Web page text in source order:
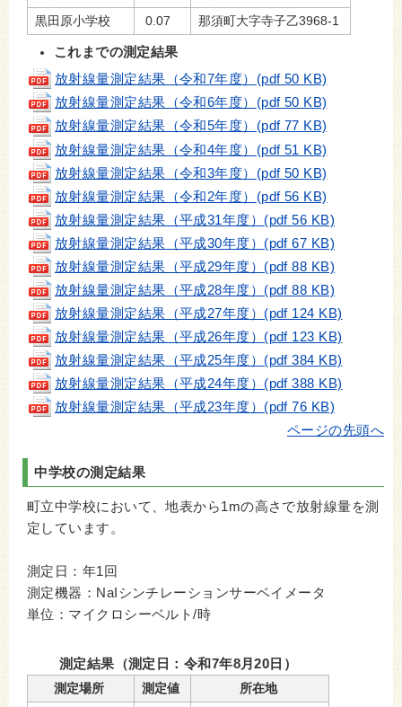
黒田原小学校
0.07 那須町大字寺子乙3968-1
これまでの測定結果
放射線量測定結果（令和7年度） (pdf 50 KB)
放射線量測定結果（令和6年度） (pdf 50 KB)
放射線量測定結果（令和5年度） (pdf 77 KB)
放射線量測定結果（令和4年度） (pdf 51 KB)
放射線量測定結果（令和3年度） (pdf 50 KB)
放射線量測定結果（令和2年度） (pdf 56 KB)
放射線量測定結果（平成31年度） (pdf 56 KB)
放射線量測定結果（平成30年度）(pdf 67 KB)
放射線量測定結果（平成29年度）(pdf 88 KB)
放射線量測定結果（平成28年度）(pdf 88 KB)
放射線量測定結果（平成27年度）(pdf 124 KB)
放射線量測定結果（平成26年度）(pdf 123 KB)
放射線量測定結果（平成25年度）(pdf 384 KB)
放射線量測定結果（平成24年度）(pdf 388 KB)
放射線量測定結果（平成23年度）(pdf 76 KB)
ページの先頭へ
中学校の測定結果
町立中学校において、地表から1mの高さで放射線量を測
定しています。
測定日：年1回
測定機器：NaIシンチレーションサーベイメータ
単位：マイクロシーベルト/時
測定結果（測定日：令和7年8月20日）
測定場所
測定値
所在地